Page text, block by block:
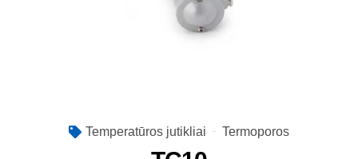
Temperatūros jutikliai Termoporos